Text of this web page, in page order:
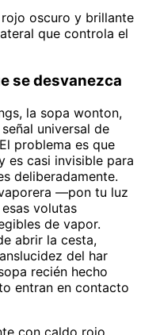
oscuro y brillante
que controla el
se desvanezca
la sopa wonton,
universal de
problema es que
es casi invisible para
deliberadamente.
—pon tu luz
volutas
de vapor.
abrir la cesta,
del har
recién hecho
entran en contacto